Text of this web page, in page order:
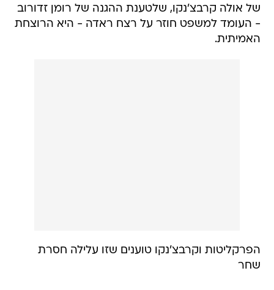
של אולה קרבצ'נקו, שלטענת ההגנה של רומן זדורוב
- העומד למשפט חוזר על רצח ראדה - היא הרוצחת
האמיתית.
הפרקליטות וקרבצ'נקו טוענים שזו עלילה חסרת
שחר